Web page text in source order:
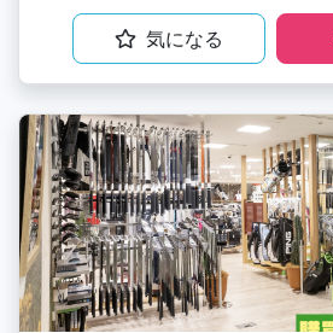
気になる